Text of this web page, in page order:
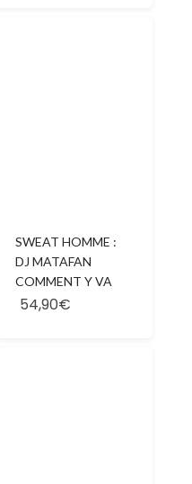
SWEAT HOMME :
DJ MATAFAN
COMMENT Y VA
54,90€